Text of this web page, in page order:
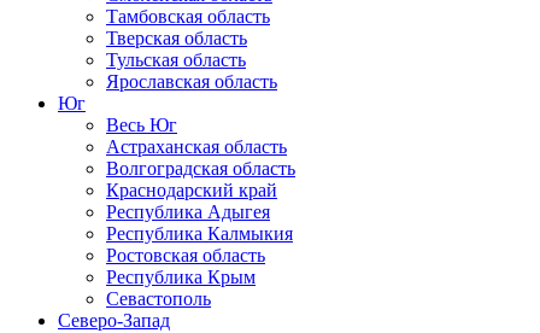
Тамбовская область
Тверская область
Тульская область
Ярославская область
Юг
Весь Юг
Астраханская область
Волгоградская область
Краснодарский край
Республика Адыгея
Республика Калмыкия
Ростовская область
Республика Крым
Севастополь
Северо-Запад